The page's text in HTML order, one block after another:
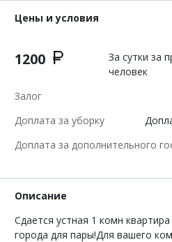
Цены и условия
1200
За сутки за
человек
Залог
Доплата за уборку
Доплата за дополнительного
Описание
Сдается устная 1 комн
города для пары!Для вашего